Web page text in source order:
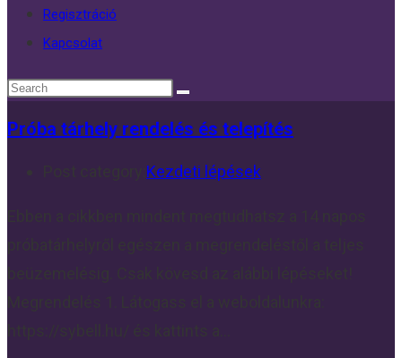
Regisztráció
Kapcsolat
Próba tárhely rendelés és telepítés
Kezdeti lépések